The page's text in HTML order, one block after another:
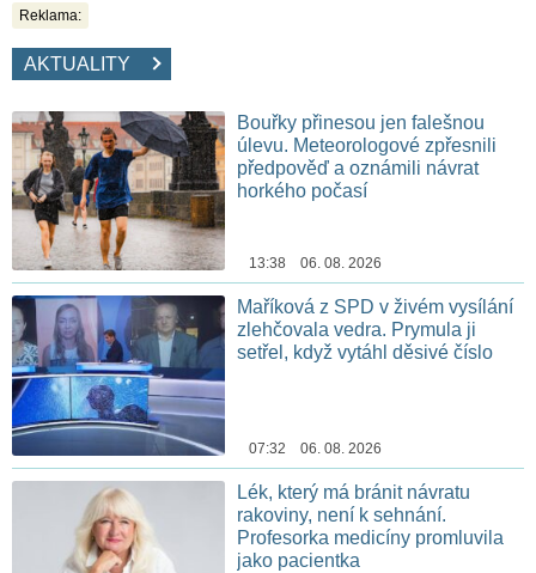
Reklama:
AKTUALITY
Bouřky přinesou jen falešnou
úlevu. Meteorologové zpřesnili
předpověď a oznámili návrat
horkého počasí
13:38 06. 08. 2026
Maříková z SPD v živém vysílání
zlehčovala vedra. Prymula ji
setřel, když vytáhl děsivé číslo
07:32 06. 08. 2026
Lék, který má bránit návratu
rakoviny, není k sehnání.
Profesorka medicíny promluvila
jako pacientka